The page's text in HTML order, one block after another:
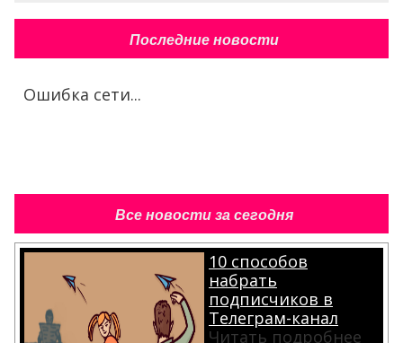
Последние новости
Ошибка сети...
Все новости за сегодня
10 способов
набрать
подписчиков в
Телеграм-канал
Читать подробнее